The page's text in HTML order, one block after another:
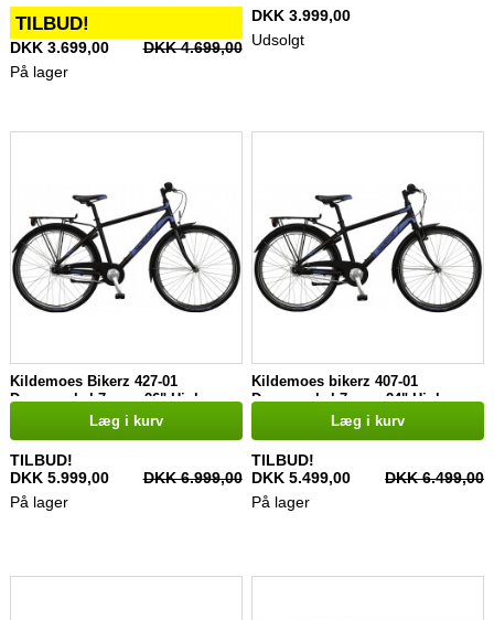
TILBUD!
DKK 3.699,00
DKK 4.699,00
På lager
DKK 3.999,00
Udsolgt
Kildemoes Bikerz 427-01
Drengecykel 7 gear 26" Hjul
Læg i kurv
TILBUD!
DKK 5.999,00
DKK 6.999,00
På lager
Kildemoes bikerz 407-01
Drengecykel 7 gear 24" Hjul
Læg i kurv
TILBUD!
DKK 5.499,00
DKK 6.499,00
På lager